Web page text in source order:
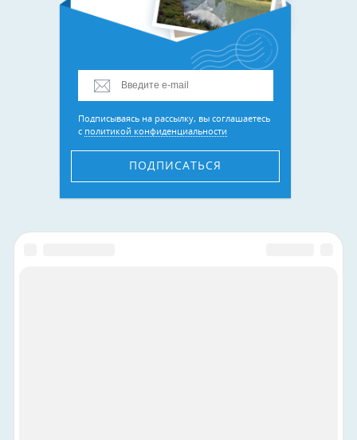
Подписываясь на рассылку, вы соглашаетесь
с политикой конфиденциальности
ПОДПИСАТЬСЯ